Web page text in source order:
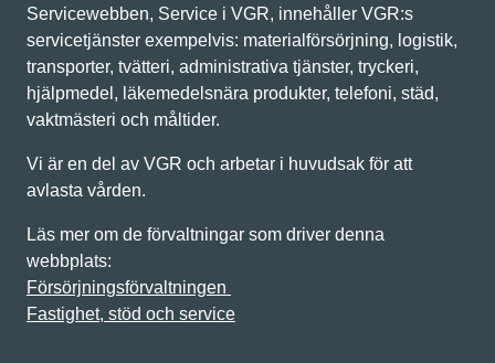
Servicewebben, Service i VGR, innehåller VGR:s
servicetjänster exempelvis: materialförsörjning, logistik,
transporter, tvätteri, administrativa tjänster, tryckeri,
hjälpmedel, läkemedelsnära produkter, telefoni, städ,
vaktmästeri och måltider.
Vi är en del av VGR och arbetar i huvudsak för att
avlasta vården.
Läs mer om de förvaltningar som driver denna
webbplats:
Försörjningsförvaltningen
Fastighet, stöd och service